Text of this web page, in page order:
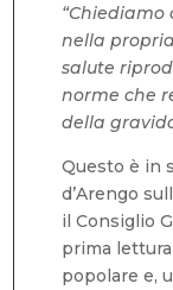
nella
salute
norme che
della
Questo è in
d’Arengo
il Consiglio
prima
popolare e,